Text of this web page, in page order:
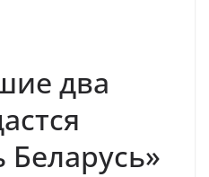
два
Беларусь»